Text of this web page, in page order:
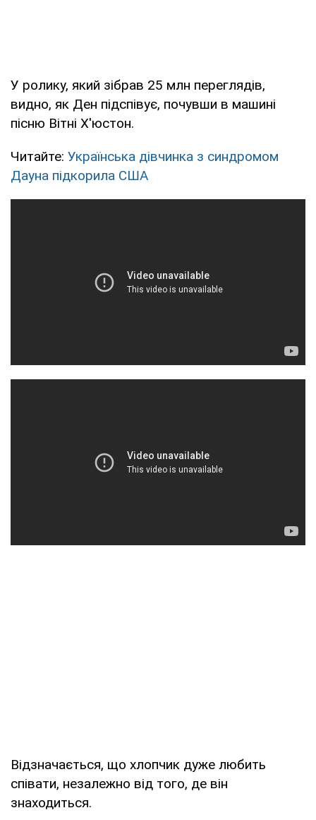
У ролику, який зібрав 25 млн переглядів,
видно, як Ден підспівує, почувши в машині
пісню Вітні Х'юстон.
Читайте: Українська дівчинка з синдромом
Дауна підкорила США
Відзначається, що хлопчик дуже любить
співати, незалежно від того, де він
знаходиться.